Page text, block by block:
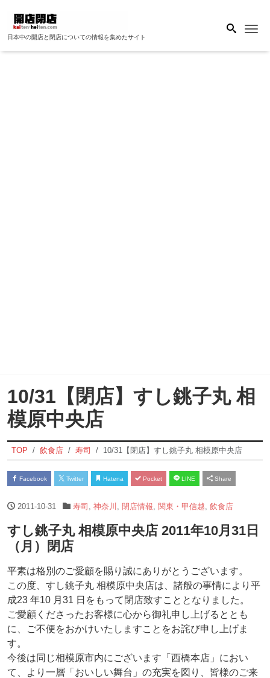
日本中の開店と閉店についての情報を集めたサイト
10/31【閉店】すし銚子丸 相
模原中央店
TOP 飲食店 寿司 10/31【閉店】すし銚子丸 相模原中央店
Facebook Twitter Hatena Pocket LINE Share
2011-10-31 寿司 神奈川 閉店情報 関東・甲信越 飲食店
すし銚子丸 相模原中央店 2011年10月31日
（月）閉店
平素は格別のご愛顧を賜り誠にありがとうございます。
この度、すし銚子丸 相模原中央店は、諸般の事情により平
成23 年10 月31 日をもって閉店致すこととなりました。
ご愛顧くださったお客様に心から御礼申し上げるととも
に、ご不便をおかけいたしますことをお詫び申し上げま
す。
今後は同じ相模原市内にございます「西橋本店」におい
て、より一層「おいしい舞台」の充実を図り、皆様のご来